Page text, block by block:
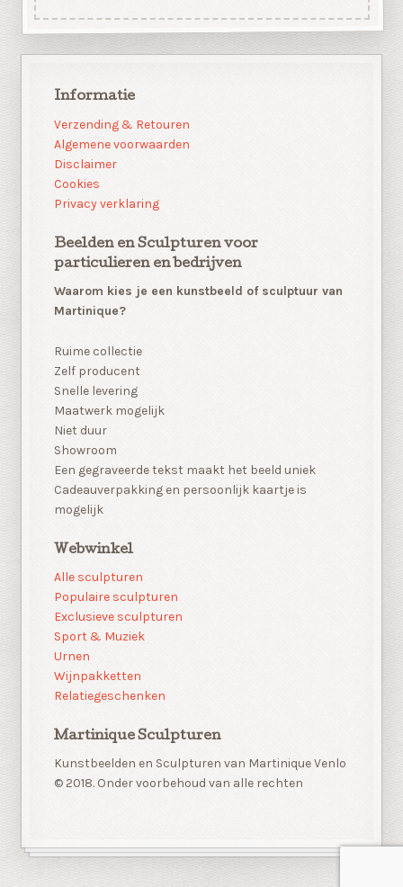
Informatie
Verzending & Retouren
Algemene voorwaarden
Disclaimer
Cookies
Privacy verklaring
Beelden en Sculpturen voor
particulieren en bedrijven
Waarom kies je een kunstbeeld of sculptuur van
Martinique?
Ruime collectie
Zelf producent
Snelle levering
Maatwerk mogelijk
Niet duur
Showroom
Een gegraveerde tekst maakt het beeld uniek
Cadeauverpakking en persoonlijk kaartje is
mogelijk
Webwinkel
Alle sculpturen
Populaire sculpturen
Exclusieve sculpturen
Sport & Muziek
Urnen
Wijnpakketten
Relatiegeschenken
Martinique Sculpturen
Kunstbeelden en Sculpturen van Martinique Venlo
© 2018. Onder voorbehoud van alle rechten